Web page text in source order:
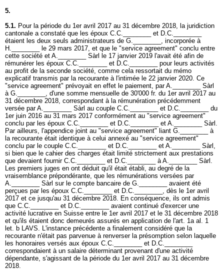
5.
5.1. Pour la période du 1er avril 2017 au 31 décembre 2018, la juridiction
cantonale a constaté que les époux C.C.________ et D.C.________
étaient les deux seuls administrateurs de G.________, incorporée à
H.________ le 29 mars 2017, et que le "service agreement" conclu entre
cette société et A.________ Sàrl le 17 janvier 2019 l'avait été afin de
rémunérer les époux C.C.________ et D.C.________ pour leurs activités
au profit de la seconde société, comme cela ressortait du mémo
explicatif transmis par la recourante à l'intimée le 22 janvier 2020. Ce
"service agreement" prévoyait en effet le paiement, par A.________ Sàrl
à G.________, d'une somme mensuelle de 30'000 fr. du 1er avril 2017 au
31 décembre 2018, correspondant à la rémunération précédemment
versée par A.________ Sàrl au couple C.C.________ et D.C.________ du
1er juin 2016 au 31 mars 2017 conformément au "service agreement"
conclu par les époux C.C.________ et D.C.________ et A.________ Sàrl.
Par ailleurs, l'appendice joint au "service agreement" liant G.________ à
la recourante était identique à celui annexé au "service agreement"
conclu par le couple C.C.________ et D.C.________ et A.________ Sàrl,
si bien que le cahier des charges était limité strictement aux prestations
que devaient fournir C.C.________ et D.C.________ à A.________ Sàrl.
Les premiers juges en ont déduit qu'il était établi, au degré de la
vraisemblance prépondérante, que les rémunérations versées par
A.________ Sàrl sur le compte bancaire de G.________ avaient été
perçues par les époux C.C.________ et D.C.________, dès le 1er avril
2017 et ce jusqu'au 31 décembre 2018. En conséquence, ils ont admis
que C.C.________ et D.C.________ avaient continué d'exercer une
activité lucrative en Suisse entre le 1er avril 2017 et le 31 décembre 2018
et qu'ils étaient donc demeurés assurés en application de l'art. 1a al. 1
let. b LAVS. L'instance précédente a finalement considéré que la
recourante n'était pas parvenue à renverser la présomption selon laquelle
les honoraires versés aux époux C.C.________ et D.C.________
correspondaient à un salaire déterminant provenant d'une activité
dépendante, s'agissant de la période du 1er avril 2017 au 31 décembre
2018.